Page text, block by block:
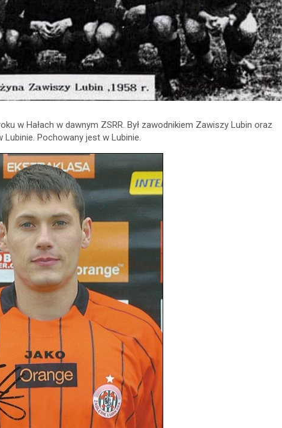
w Hałach w dawnym ZSRR. Był zawodnikiem Zawiszy Lubin oraz
Lubinie. Pochowany jest w Lubinie.